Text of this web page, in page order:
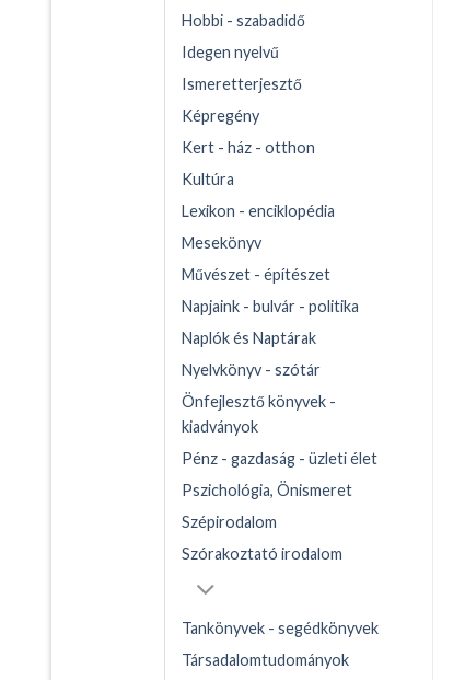
Hobbi - szabadidő
Idegen nyelvű
Ismeretterjesztő
Képregény
Kert - ház - otthon
Kultúra
Lexikon - enciklopédia
Mesekönyv
Művészet - építészet
Napjaink - bulvár - politika
Naplók és Naptárak
Nyelvkönyv - szótár
Önfejlesztő könyvek -
kiadványok
Pénz - gazdaság - üzleti élet
Pszichológia, Önismeret
Szépirodalom
Szórakoztató irodalom
Tankönyvek - segédkönyvek
Társadalomtudományok